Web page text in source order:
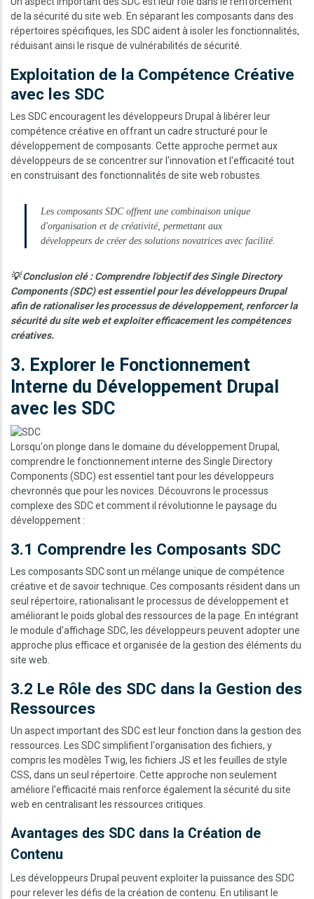
de la sécurité du site web. En séparant les composants dans des
répertoires spécifiques, les SDC aident à isoler les fonctionnalités,
réduisant ainsi le risque de vulnérabilités de sécurité.
Exploitation de la Compétence Créative
avec les SDC
Les SDC encouragent les développeurs Drupal à libérer leur
compétence créative en offrant un cadre structuré pour le
développement de composants. Cette approche permet aux
développeurs de se concentrer sur l'innovation et l'efficacité tout
en construisant des fonctionnalités de site web robustes.
Les composants SDC offrent une combinaison unique
d'organisation et de créativité, permettant aux
développeurs de créer des solutions novatrices avec facilité.
💡 Conclusion clé : Comprendre l'objectif des Single Directory
Components (SDC) est essentiel pour les développeurs Drupal
afin de rationaliser les processus de développement, renforcer la
sécurité du site web et exploiter efficacement les compétences
créatives.
3. Explorer le Fonctionnement
Interne du Développement Drupal
avec les SDC
Image
Lorsqu'on plonge dans le domaine du développement Drupal,
comprendre le fonctionnement interne des Single Directory
Components (SDC) est essentiel tant pour les développeurs
chevronnés que pour les novices. Découvrons le processus
complexe des SDC et comment il révolutionne le paysage du
développement :
3.1 Comprendre les Composants SDC
Les composants SDC sont un mélange unique de compétence
créative et de savoir technique. Ces composants résident dans un
seul répertoire, rationalisant le processus de développement et
améliorant le poids global des ressources de la page. En intégrant
le module d'affichage SDC, les développeurs peuvent adopter une
approche plus efficace et organisée de la gestion des éléments du
site web.
3.2 Le Rôle des SDC dans la Gestion des
Ressources
Un aspect important des SDC est leur fonction dans la gestion des
ressources. Les SDC simplifient l'organisation des fichiers, y
compris les modèles Twig, les fichiers JS et les feuilles de style
CSS, dans un seul répertoire. Cette approche non seulement
améliore l'efficacité mais renforce également la sécurité du site
web en centralisant les ressources critiques.
Avantages des SDC dans la Création de
Contenu
Les développeurs Drupal peuvent exploiter la puissance des SDC
pour relever les défis de la création de contenu. En utilisant le